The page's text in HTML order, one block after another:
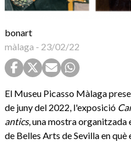
bonart
màlaga - 23/02/22
El Museu Picasso Màlaga
de juny del 2022, l'exposició
antics, una mostra organitzada
de Belles Arts de Sevilla en